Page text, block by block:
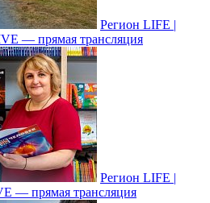
Регион LIFE |
— прямая трансляция
Регион LIFE |
— прямая трансляция